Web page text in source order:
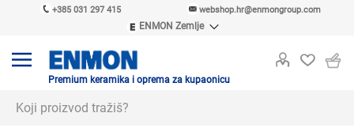
+385 031 297 415 webshop.hr@enmongroup.com
ENMON Zemlje
ENMON MKD
Premium keramika i oprema za kupaonicu